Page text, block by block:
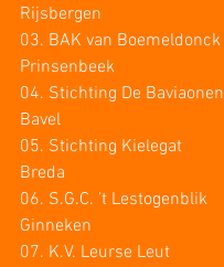
Rijsbergen
03. BAK van Boemeldonck
Prinsenbeek
04. Stichting De Baviaonen
Bavel
05. Stichting Kielegat
Breda
06. S.G.C. ’t Lestogenblik
Ginneken
07. K.V. Leurse Leut